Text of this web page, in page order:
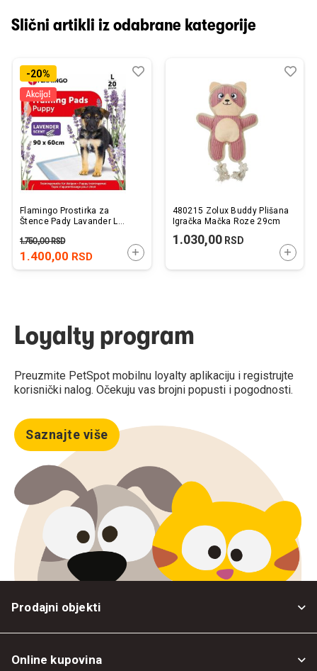
Slični artikli iz odabrane kategorije
-20%
Flamingo Prostirka za
Štence Pady Lavander L
1.400,00 RSD
1.750,00RSD
DODAJTE U KORPU
Dodaj
Uporedi
480215 Zolux Buddy Plišana
Igračka Mačka Roze 29cm
1.030,00RSD
Loyalty program
Preuzmite PetSpot mobilnu loyalty aplikaciju i registrujte
korisnički nalog. Očekuju vas brojni popusti i pogodnosti.
Saznajte više
Prodajni objekti
Online kupovina